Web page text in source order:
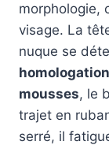
morphologie,
visage. La
nuque se
mousses, le
trajet en
serré, il